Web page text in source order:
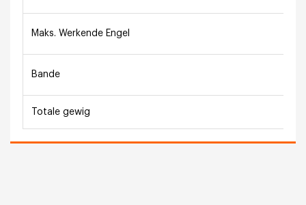
Maks. Werkende Engel
Bande
Totale gewig